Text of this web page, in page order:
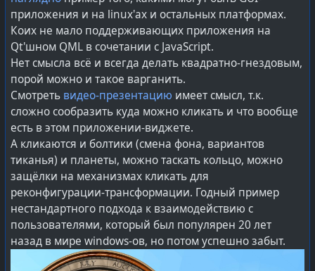
Генерация SBOM, статический и динамический
анализ, тестирование устойчивости, контроль
целостности артефактов, подпись образов и
детерминированные пайплайны сборки.
В данном случае, госрегулятор выполняет роль
внешней силы, нормализирующей качество
продукции, чтобы потребителей перестали почивать
дерьмом через неявный картельный сговор
производителей. В то время, как все остальные
рыночные механизмы привели лишь к упадку в
индустрии — катастрофическому снижению качества
и надёжности эксплуатируемых систем.
Каких-то 15-20 лет назад этот весь набор требований
казался более чем естественным, но пришли времена
системного кризиса. Когда всё это отступило под
приложения и на linux'ах и остальных платформах.
Коих не мало поддерживающих приложения на
Qt'шном QML в сочетании с JavaScript.
Нет смысла всё и всегда делать квадратно-гнездовым,
порой можно и такое варганить.
Смотреть видео-презентацию имеет смысл, т.к.
сложно сообразить куда можно кликать и что вообще
есть в этом приложении-виджете.
А кликаются и болтики (смена фона, вариантов
тиканья) и планеты, можно таскать кольцо, можно
защёлки на механизмах кликать для
реконфигурации-трансформации. Годный пример
нестандартного подхода к взаимодействию с
пользователями, который был популярен 20 лет
назад в мире windows-ов, но потом успешно забыт.